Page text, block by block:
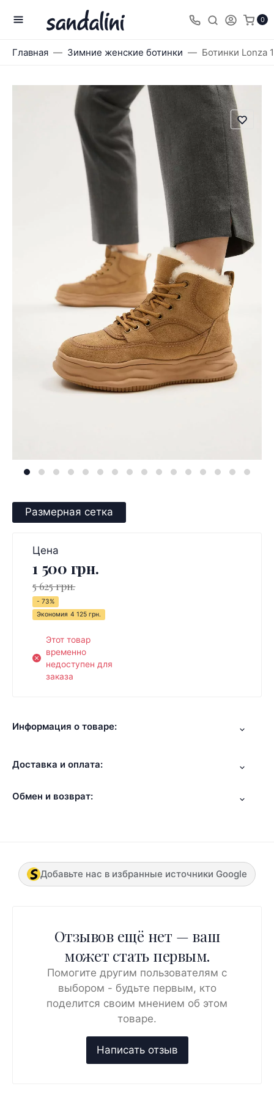
0
Главная Зимние женские ботинки Ботинки Lonza
Размерная сетка
Цена
1 500 грн.
5 625 грн.
- 73%
Экономия 4 125 грн.
Этот товар
временно
недоступен для
заказа
Информация о товаре:
Доставка и оплата:
Обмен и возврат:
Добавьте нас в избранные источники Google
Отзывов ещё нет — ваш
может стать первым.
Помогите другим пользователям с
выбором - будьте первым, кто
поделится своим мнением об этом
товаре.